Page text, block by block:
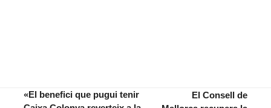
«El benefici que pugui tenir
El Consell de